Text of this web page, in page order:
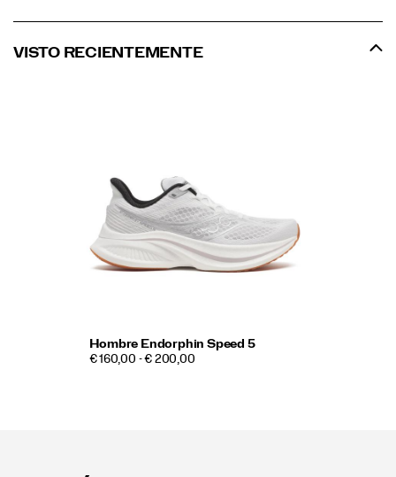
VISTO RECIENTEMENTE
Hombre Endorphin Speed 5
€ 160,00 - € 200,00